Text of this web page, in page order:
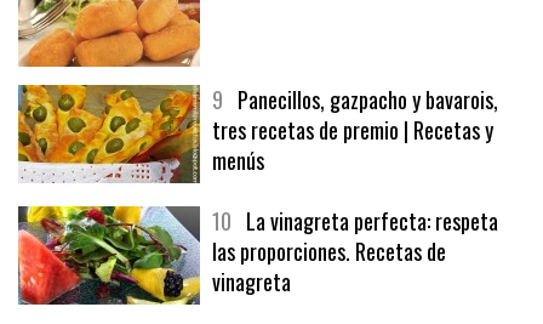
9 Panecillos, gazpacho y bavarois,
tres recetas de premio | Recetas y
menús
10 La vinagreta perfecta: respeta
las proporciones. Recetas de
vinagreta